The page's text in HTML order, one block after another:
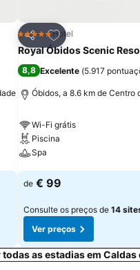
Partilhar
Adicionar aos
5 EstrelasHotel
Royal Óbidos Scenic
8,8 Excelente (5.917
Óbidos, a 8.6 km de Centro
Wi-Fi grátis
Piscina
Spa
Ver preços
de € 99
Consulte os preços de 14
Ver preços
todas as estadias em Caldas